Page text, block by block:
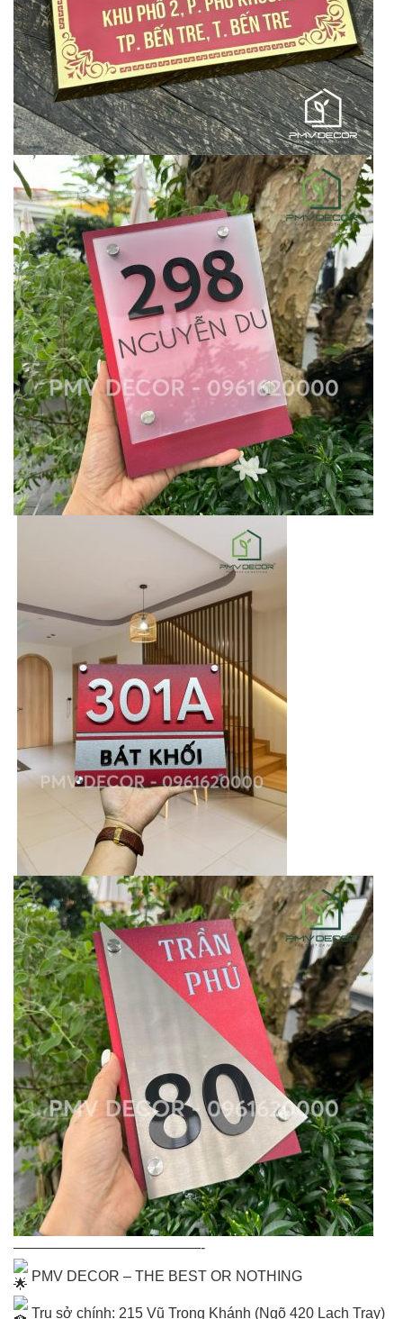
—————————————-
PMV DECOR – THE BEST OR NOTHING
Trụ sở chính: 215 Vũ Trọng Khánh (Ngõ 420 Lạch Tray)